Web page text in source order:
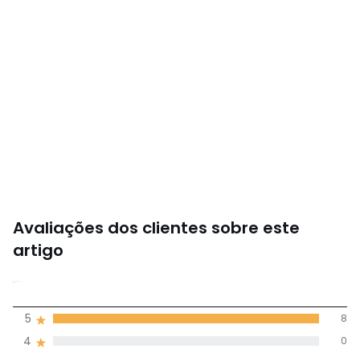
Avaliações dos clientes sobre este
artigo
5
(8)
4 0
5 8